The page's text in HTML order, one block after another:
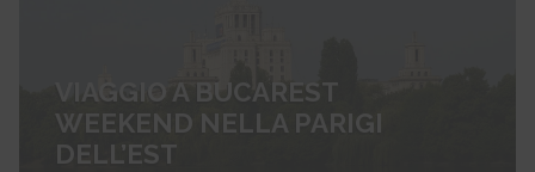
VIAGGIO A BUCAREST
WEEKEND NELLA PARIGI
DELL’EST